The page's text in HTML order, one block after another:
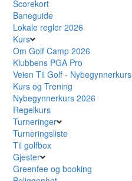
Scorekort
Baneguide
Lokale regler 2026
Kurs
Om Golf Camp 2026
Klubbens PGA Pro
Veien Til Golf - Nybegynnerkurs
Kurs og Trening
Nybegynnerkurs 2026
Regelkurs
Turneringer
Turneringsliste
Til golfbox
Gjester
Greenfee og booking